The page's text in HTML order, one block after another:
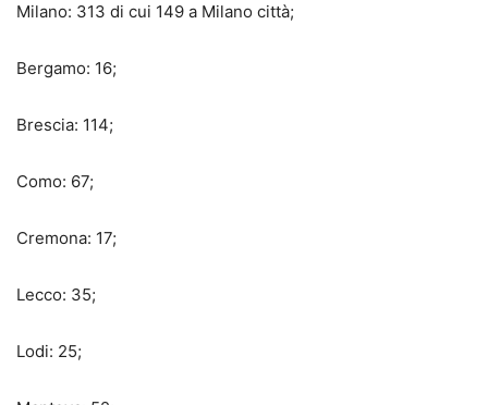
Milano: 313 di cui 149 a Milano città;
Bergamo: 16;
Brescia: 114;
Como: 67;
Cremona: 17;
Lecco: 35;
Lodi: 25;